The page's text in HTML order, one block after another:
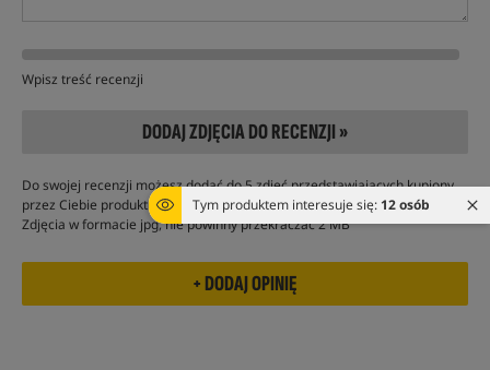
Tym produktem interesuje się: 12 osób
Wpisz treść recenzji
DODAJ ZDJĘCIA DO RECENZJI »
Do swojej recenzji możesz dodać do 5 zdjęć przedstawiających kupiony
przez Ciebie produkt
Zdjęcia w formacie jpg, nie powinny przekraczać 2 MB